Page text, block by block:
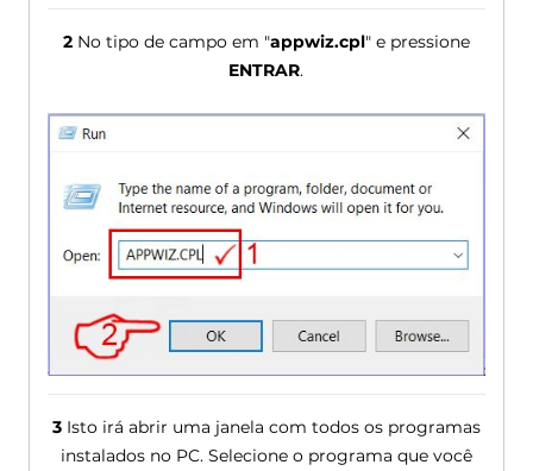
2No tipo de campo em "appwiz.cpl" e pressione
ENTRAR.
3Isto irá abrir uma janela com todos os programas
instalados no PC. Selecione o programa que você